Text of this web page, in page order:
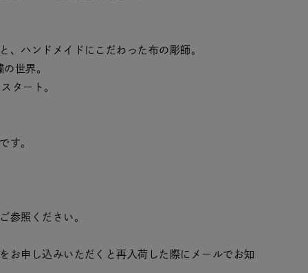
、ハンドメイドにこだわった布の彫師。
世界。
タート。
す。
参照ください。
お申し込みいただくと再入荷した際にメールでお知